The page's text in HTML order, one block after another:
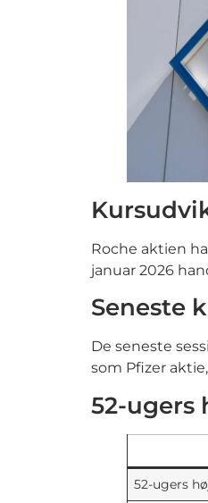
Roche aktien
januar 2026
Seneste
De seneste
som Pfizer
52-ugers
52-ugers